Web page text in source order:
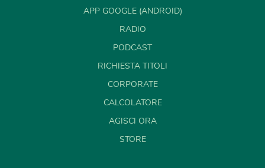
APP GOOGLE (ANDROID)
RADIO
PODCAST
RICHIESTA TITOLI
CORPORATE
CALCOLATORE
AGISCI ORA
STORE